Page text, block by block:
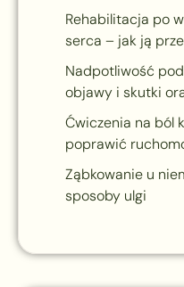
Rehabilitacja po
serca – jak ją
Nadpotliwość
objawy i skutki
Ćwiczenia na ból
poprawić
Ząbkowanie u
sposoby ulgi